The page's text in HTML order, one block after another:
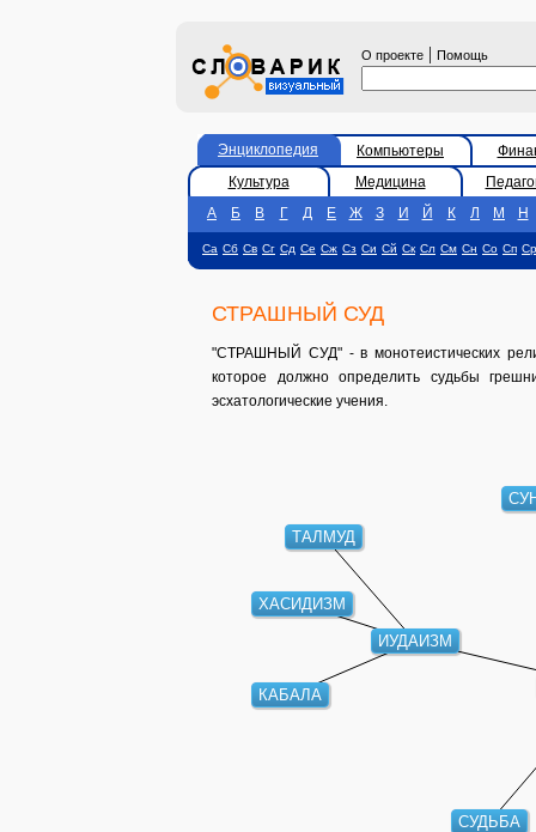
О проекте | Помощь
Энциклопедия Компьютеры
Культура
Медицина
А
Б В Г Д Е Ж З И Й К Л М Н
Са Сб Св Сг Сд Се Сж Сз Си Сй Ск Сл См Сн Со Сп Ср
СТРАШНЫЙ СУД
"СТРАШНЫЙ СУД" - в монотеистических
которое должно определить судьбы
эсхатологические учения.
ИУДАИЗМ
СУДЬБА
ХАСИДИЗМ
ТАЛМУД
КАБАЛА